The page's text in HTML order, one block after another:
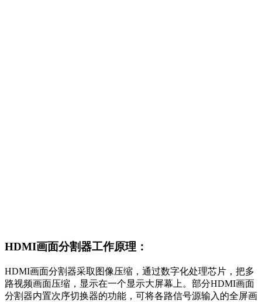
HDMI画面分割器工作原理：
HDMI画面分割器采取图像压缩，通过数字化处理芯片，把多
路视频画面压缩，显示在一个显示大屏幕上。部分HDMI画面
分割器内置次序切换器的功能，可将各路信号源输入的全屏画